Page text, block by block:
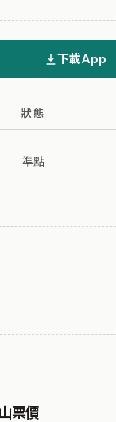
下載App
狀態
準點
票價